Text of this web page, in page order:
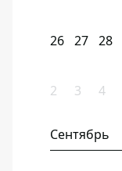
26 27 28
2 3 4
Сентябрь